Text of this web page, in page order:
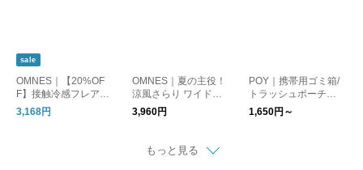
sale
OMNES｜【20%OF
F】接触冷感フレアギ
ャザースカート
3,168円
OMNES｜夏の主役！
涼風さらり ワイドパ
ンツ
3,960円
POY｜携帯用ゴミ箱/
トラッシュポーチ
【メール便】 トラベ
ルグッズ
1,650円～
もっと見る